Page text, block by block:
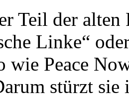
Teil der alten
Linke“
wie Peace
stürzt